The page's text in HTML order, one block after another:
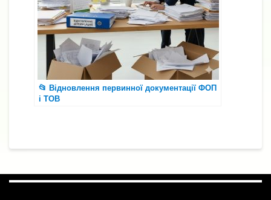
📂 Відновлення первинної документації ФОП
і ТОВ